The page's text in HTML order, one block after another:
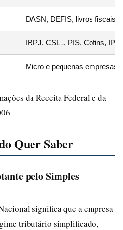
DASN, DEFIS, livros fiscais
IRPJ, CSLL, PIS, Cofins, IPI,
Micro e pequenas empresas
da Receita Federal e da
Quer Saber
pelo Simples
significa que a empresa
tributário simplificado,